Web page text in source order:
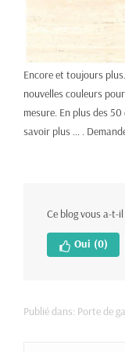
Encore et toujours
nouvelles couleurs
mesure. En plus des
savoir plus ... .
Ce blog vous a-t-
Oui (0)
Publié dans: Porte de